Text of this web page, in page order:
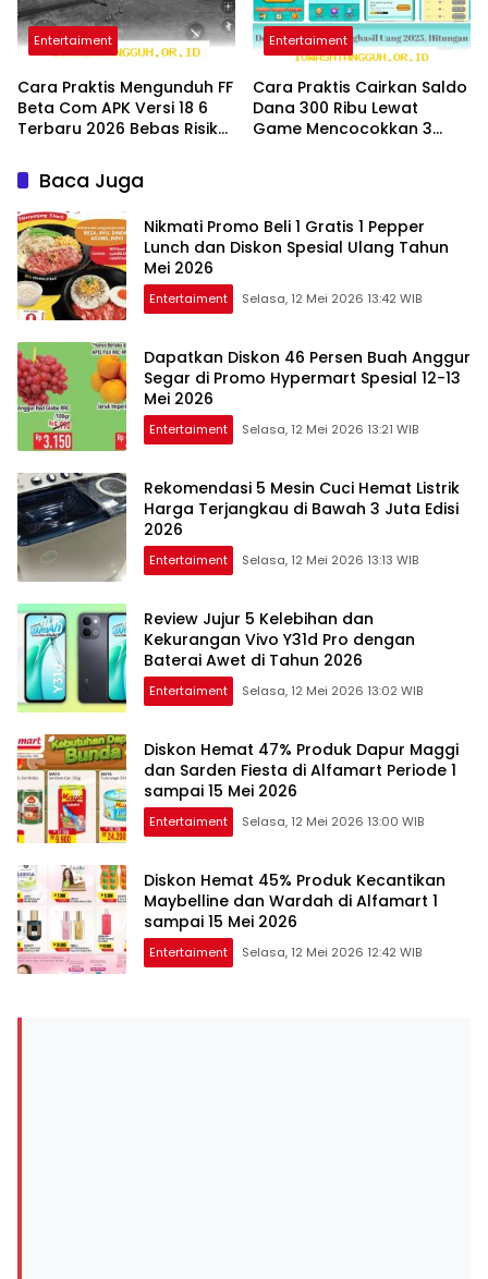
Entertaiment
Cara Praktis Mengunduh FF
Beta Com APK Versi 18 6
Terbaru 2026 Bebas Risiko
Entertaiment
Cara Praktis Cairkan Saldo
Dana 300 Ribu Lewat
Game Mencocokkan 3
Baca Juga
Nikmati Promo Beli 1 Gratis 1 Pepper
Lunch dan Diskon Spesial Ulang Tahun
Mei 2026
Entertaiment Selasa, 12 Mei 2026 13:42 WIB
Dapatkan Diskon 46 Persen Buah Anggur
Segar di Promo Hypermart Spesial 12-13
Mei 2026
Entertaiment Selasa, 12 Mei 2026 13:21 WIB
Rekomendasi 5 Mesin Cuci Hemat Listrik
Harga Terjangkau di Bawah 3 Juta Edisi
2026
Entertaiment Selasa, 12 Mei 2026 13:13 WIB
Review Jujur 5 Kelebihan dan
Kekurangan Vivo Y31d Pro dengan
Baterai Awet di Tahun 2026
Entertaiment Selasa, 12 Mei 2026 13:02 WIB
Diskon Hemat 47% Produk Dapur Maggi
dan Sarden Fiesta di Alfamart Periode 1
sampai 15 Mei 2026
Entertaiment Selasa, 12 Mei 2026 13:00 WIB
Diskon Hemat 45% Produk Kecantikan
Maybelline dan Wardah di Alfamart 1
sampai 15 Mei 2026
Entertaiment Selasa, 12 Mei 2026 12:42 WIB